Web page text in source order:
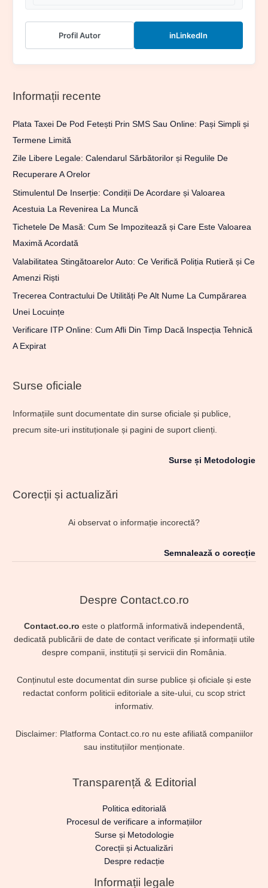
Profil Autor inLinkedIn
Informații recente
Plata Taxei De Pod Fetești Prin SMS Sau Online: Pași Simpli și
Termene Limită
Zile Libere Legale: Calendarul Sărbătorilor și Regulile De
Recuperare A Orelor
Stimulentul De Inserție: Condiții De Acordare și Valoarea
Acestuia La Revenirea La Muncă
Tichetele De Masă: Cum Se Impozitează și Care Este Valoarea
Maximă Acordată
Valabilitatea Stingătoarelor Auto: Ce Verifică Poliția Rutieră și Ce
Amenzi Riști
Trecerea Contractului De Utilități Pe Alt Nume La Cumpărarea
Unei Locuințe
Verificare ITP Online: Cum Afli Din Timp Dacă Inspecția Tehnică
A Expirat
Surse oficiale
Informațiile sunt documentate din surse oficiale și publice,
precum site-uri instituționale și pagini de suport clienți.
Surse și Metodologie
Corecții și actualizări
Ai observat o informație incorectă?
Semnalează o corecție
Despre Contact.co.ro
Contact.co.ro este o platformă informativă independentă,
dedicată publicării de date de contact verificate și informații utile
despre companii, instituții și servicii din România.
Conținutul este documentat din surse publice și oficiale și este
redactat conform politicii editoriale a site-ului, cu scop strict
informativ.
Disclaimer: Platforma Contact.co.ro nu este afiliată companiilor
sau instituțiilor menționate.
Transparență & Editorial
Politica editorială
Procesul de verificare a informațiilor
Surse și Metodologie
Corecții și Actualizări
Despre redacție
Informații legale